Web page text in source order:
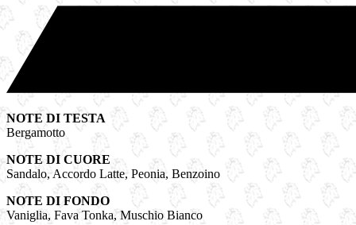
NOTE DI TESTA
Bergamotto
NOTE DI CUORE
Sandalo, Accordo Latte, Peonia, Benzoino
NOTE DI FONDO
Vaniglia, Fava Tonka, Muschio Bianco